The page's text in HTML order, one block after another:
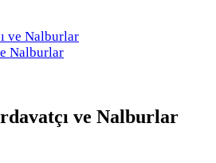
ve Nalburlar
Nalburlar
ve Nalburlar